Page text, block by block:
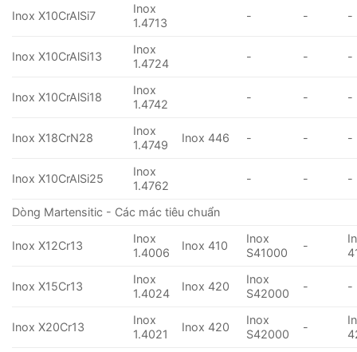
Inox X10CrAlSi7
Inox
1.4713
- - -
Inox X10CrAlSi13
Inox
1.4724
- - -
Inox X10CrAlSi18
Inox
1.4742
- - -
Inox X18CrN28
Inox
1.4749
Inox 446 - - -
Inox X10CrAlSi25
Inox
1.4762
- - -
Dòng Martensitic - Các mác tiêu chuẩn
Inox X12Cr13
Inox
1.4006
Inox 410
Inox
S41000
-
Inox X15Cr13
Inox
1.4024
Inox 420
Inox
S42000
- -
Inox X20Cr13
Inox
1.4021
Inox 420
Inox
S42000
-